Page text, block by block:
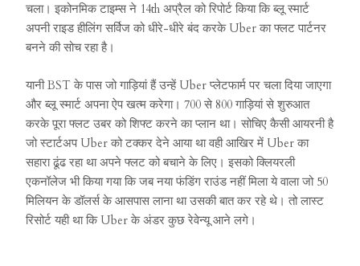
चला। इकोनमिक टाइम्स ने 14th अप्रैल को रिपोर्ट किया कि ब्लू स्मार्ट
अपनी राइड हीलिंग सर्विज को धीरे-धीरे बंद करके Uber का फ्लट पार्टनर
बनने की सोच रहा है।
यानी BST के पास जो गाड़ियां हैं उन्हें Uber प्लेटफार्म पर चला दिया जाएगा
और ब्लू स्मार्ट अपना ऐप खत्म करेगा। 700 से 800 गाड़ियां से शुरुआत
करके पूरा फ्लट उबर को शिफ्ट करने का प्लान था। सोचिए कैसी आयरनी है
जो स्टार्टअप Uber को टक्कर देने आया था वही आखिर में Uber का
सहारा ढूंढ रहा था अपने फ्लट को बचाने के लिए। इसको क्लियरली
एकनॉलेज भी किया गया कि जब नया फंडिंग राउंड नहीं मिला ये वाला जो 50
मिलियन के डॉलर्स के आसपास लाना था उसकी बात कर रहे थे। तो लास्ट
रिसोर्ट यही था कि Uber के अंडर कुछ रेवेन्यू आने लगे।